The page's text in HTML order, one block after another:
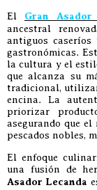
El Gran Asador
ancestral
antiguos caseríos
gastronómicas.
la cultura y el
que alcanza su
tradicional,
encina. La
priorizar
asegurando que
pescados nobles,
El enfoque
una fusión de
Asador Lecanda